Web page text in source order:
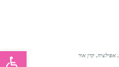
אפילציה, קרן אור פתח